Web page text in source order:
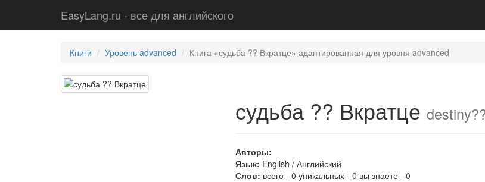
EasyLang.ru - все для английского
Книги Уровень advanced Книга «судьба ?? Вкратце» адаптированная для уровня advanced
судьба ?? Вкратце
Авторы:
Язык: English / Английский
Слов: всего - 0 уникальных - 0 вы знаете - 0